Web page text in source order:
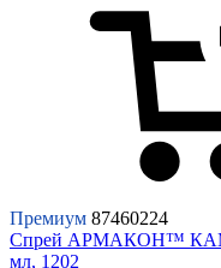
Премиум 87460224
Спрей АРМАКОН™
мл, 1202